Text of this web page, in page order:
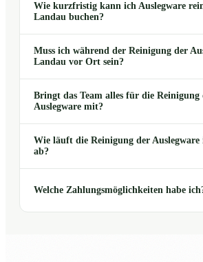
Wie kurzfristig kann ich Auslegware
Landau buchen?
Muss ich während der Reinigung der
Landau vor Ort sein?
Bringt das Team alles für die Reinigung
Auslegware mit?
Wie läuft die Reinigung der
ab?
Welche Zahlungsmöglichkeiten habe